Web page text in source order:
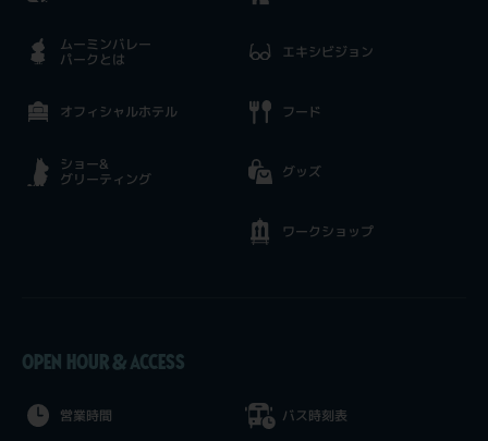
ムーミンバレー
パークとは
オフィシャルホテル
ショー&
グリーティング
エキシビジョン
フード
グッズ
ワークショップ
OPEN HOUR & ACCESS
営業時間 バス時刻表